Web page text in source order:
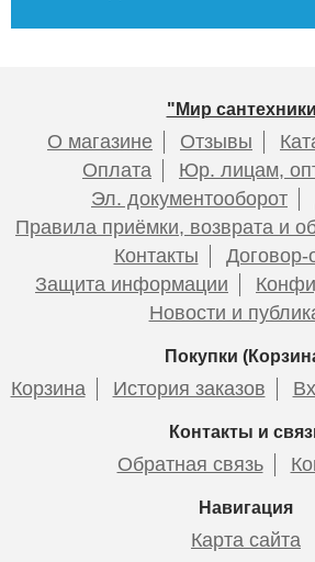
Подробнее
Подробнее
Смеситель для раковины
ESKO Sochi Gold SC26Gold
Подробнее
ESKO
Подробнее
Смеситель HAIBA HB5518-5
c гигиенической лейкой
Подробнее
c
Подробнее"Мир
О магазине Отзывы
Оплата
Юр. лицам,
Эл. документооборот
Правила приёмки, возврата и
Контакты
Защита информации
Новости и
Покупки
Корзина История заказов
Контакты и
Обратная связь
Навигация
Карта сайта